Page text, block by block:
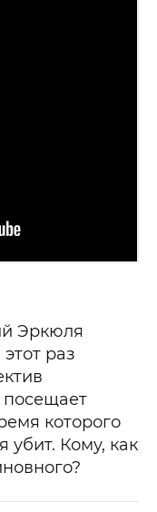
Эркюля
раз
посещает
которого
убит. Кому, как